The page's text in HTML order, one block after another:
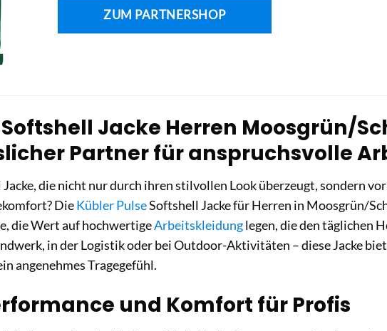
ZUM PARTNERSHOP
Jacke Herren Moosgrün/
Partner für anspruchsvolle
Jacke, die nicht nur durch ihren stilvollen Look überzeugt, sondern
DieKübler PulseSoftshell Jacke für Herren in Moosgrün/
die Wert auf hochwertigeArbeitskleidunglegen, die den täglichen
in der Logistik oder bei Outdoor-Aktivitäten – diese Jacke
angenehmes Tragegefühl.
und Komfort für Profis